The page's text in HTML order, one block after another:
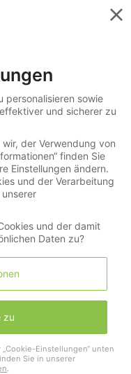
Halsuhr
II.
personalisieren sowie
und sicherer zu
der Verwendung von
finden Sie
Einstellungen ändern.
und der Verarbeitung
und der damit
Daten zu?
zu
Einstellungen“ unten
Sie in unserer
.